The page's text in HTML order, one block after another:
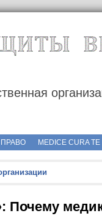
2015/05/MEDICE CURA TE
Почему